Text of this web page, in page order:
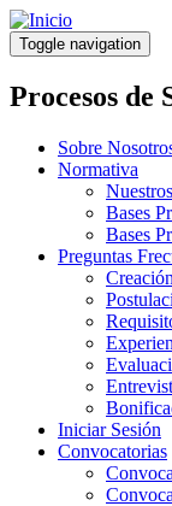
Pasar
al
contenido
principal
Toggle navigation
Procesos de
Sobre
Normativa
Bases
Bases
Preguntas
Iniciar Sesión
Convocatorias